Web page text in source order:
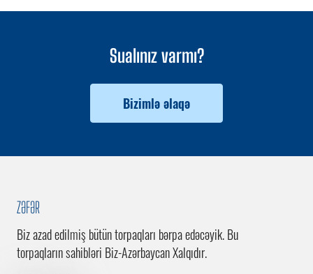
Sualınız varmı?
Bizimlə əlaqə
ZƏFƏR
Biz azad edilmiş bütün torpaqları bərpa edəcəyik. Bu
torpaqların sahibləri Biz-Azərbaycan Xalqıdır.